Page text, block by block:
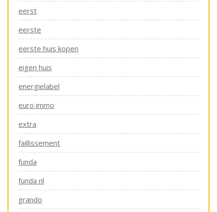
eerst
eerste
eerste huis kopen
eigen huis
energielabel
euro immo
extra
faillissement
funda
funda nl
grando